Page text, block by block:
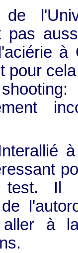
pas
à
pour
test. Il
aller à